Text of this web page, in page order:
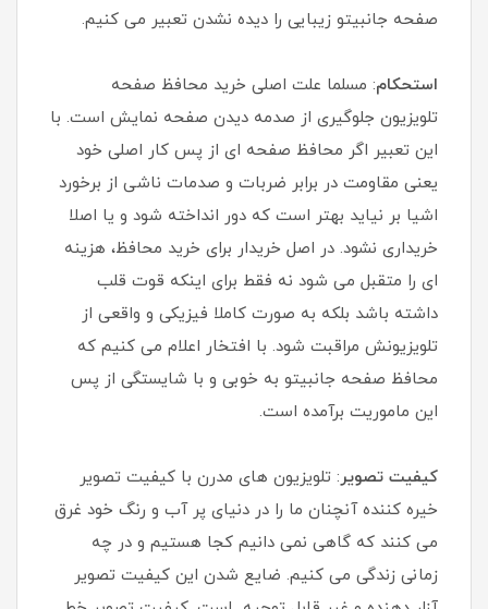
صفحه جانبیتو زیبایی را دیده نشدن تعبیر می کنیم.
استحکام: مسلما علت اصلی خرید محافظ صفحه
تلویزیون جلوگیری از صدمه دیدن صفحه نمایش است. با
این تعبیر اگر محافظ صفحه ای از پس کار اصلی خود
یعنی مقاومت در برابر ضربات و صدمات ناشی از برخورد
اشیا بر نیاید بهتر است که دور انداخته شود و یا اصلا
خریداری نشود. در اصل خریدار برای خرید محافظ، هزینه
ای را متقبل می شود نه فقط برای اینکه قوت قلب
داشته باشد بلکه به صورت کاملا فیزیکی و واقعی از
تلویزیونش مراقبت شود. با افتخار اعلام می کنیم که
محافظ صفحه جانبیتو به خوبی و با شایستگی از پس
این ماموریت برآمده است.
کیفیت تصویر: تلویزیون های مدرن با کیفیت تصویر
خیره کننده آنچنان ما را در دنیای پر آب و رنگ خود غرق
می کنند که گاهی نمی دانیم کجا هستیم و در چه
زمانی زندگی می کنیم. ضایع شدن این کیفیت تصویر